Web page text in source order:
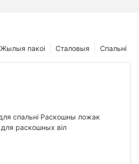
Спальні
Сталовыя
Жылыя пакоі